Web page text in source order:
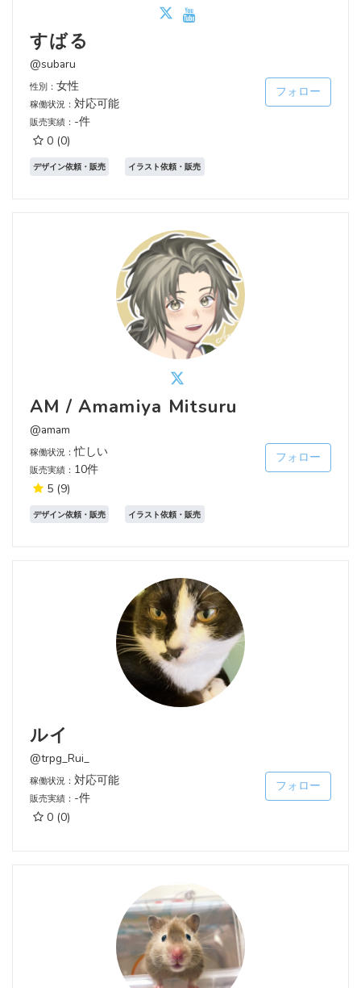
すばる
@subaru
性別： 女性
稼働状況： 対応可能
販売実績： -件
0 (0)
フォロー
デザイン依頼・販売 イラスト依頼・販売
AM / Amamiya Mitsuru
@amam
稼働状況：忙しい
販売実績： 10件
5 (9)
フォロー
デザイン依頼・販売 イラスト依頼・販売
ルイ
@trpg_Rui_
稼働状況： 対応可能
販売実績： -件
0 (0)
フォロー